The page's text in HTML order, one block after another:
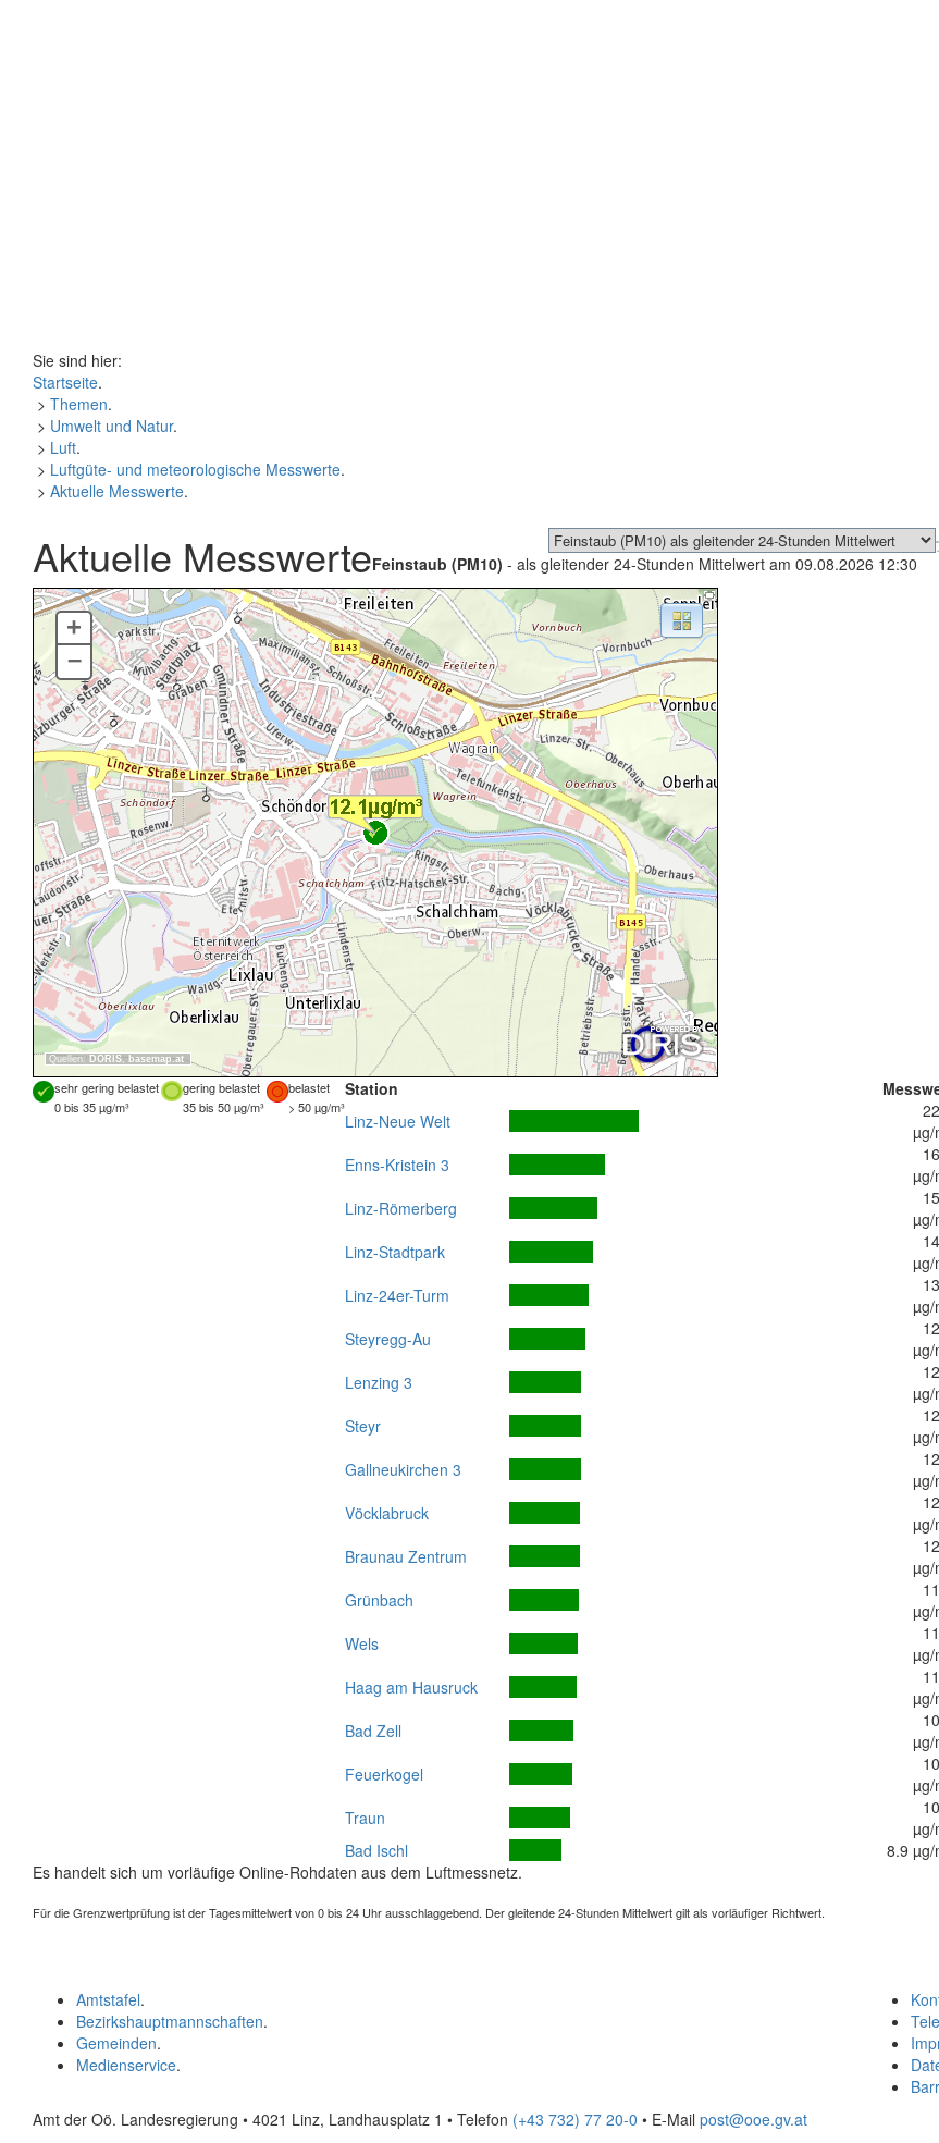
Sie sind hier:
Startseite.
> Themen.
> Umwelt und Natur.
> Luft.
> Luftgüte- und meteorologische Messwerte.
> Aktuelle Messwerte.
Aktuelle MesswerteFeinstaub (PM10) - als gleitender 24-Stunden Mittelwert am 09.08.2026 12:30
Quellen: DORIS, basemap.at
+
–
sehr gering belastet gering belastet
belastet
0 bis 35 µg/m³
35 bis 50 µg/m³ > 50 µg/m³
Station
Linz-Neue Welt
µg/
Enns-Kristein 3
µg/
Linz-Römerberg
µg/
Linz-Stadtpark
µg/
Linz-24er-Turm
µg/
Steyregg-Au
µg/
Lenzing 3
µg/
Steyr
µg/
Gallneukirchen 3
µg/
Vöcklabruck
µg/
Braunau Zentrum
µg/
Grünbach
µg/
Wels
µg/
Haag am Hausruck
µg/
Bad Zell
µg/
Feuerkogel
µg/
Traun
µg/
Bad Ischl
8.9 µg/
Es handelt sich um vorläufige Online-Rohdaten aus dem Luftmessnetz.
Für die Grenzwertprüfung ist der Tagesmittelwert von 0 bis 24 Uhr ausschlaggebend. Der gleitende 24-Stunden Mittelwert gilt als vorläufiger Richtwert.
Amtstafel.
Bezirkshauptmannschaften.
Gemeinden.
Medienservice.
Amt der Oö. Landesregierung • 4021 Linz, Landhausplatz 1 • Telefon (+43 732) 77 20-0 • E-Mail post@ooe.gv.at